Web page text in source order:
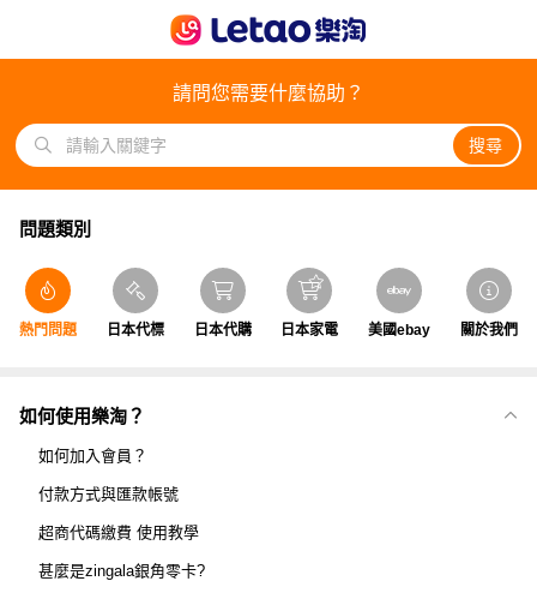
請問您需要什麼協助？
搜尋
問題類別
熱門問題 日本代標 日本代購 日本家電 美國ebay 關於我們
如何使用樂淘？
如何加入會員？
付款方式與匯款帳號
超商代碼繳費 使用教學
甚麼是zingala銀角零卡?